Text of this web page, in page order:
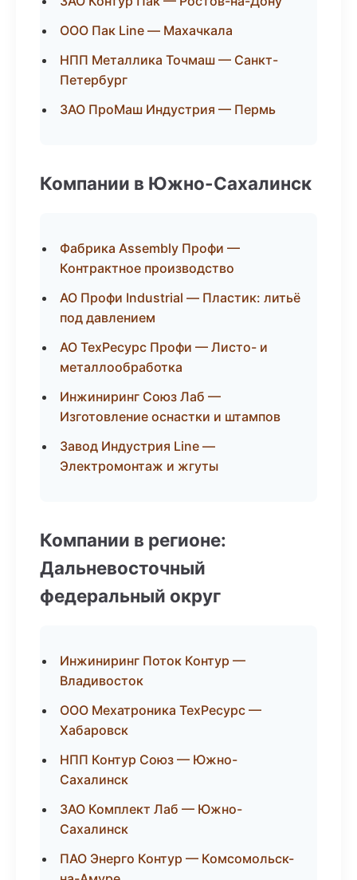
ООО Пак Line — Махачкала
НПП Металлика Точмаш — Санкт-
Петербург
ЗАО ПроМаш Индустрия — Пермь
Компании в Южно-Сахалинск
Фабрика Assembly Профи —
Контрактное производство
АО Профи Industrial — Пластик: литьё
под давлением
АО ТехРесурс Профи — Листо- и
металлообработка
Инжиниринг Союз Лаб —
Изготовление оснастки и штампов
Завод Индустрия Line —
Электромонтаж и жгуты
Компании в регионе:
Дальневосточный
федеральный округ
Инжиниринг Поток Контур —
Владивосток
ООО Мехатроника ТехРесурс —
Хабаровск
НПП Контур Союз — Южно-
Сахалинск
ЗАО Комплект Лаб — Южно-
Сахалинск
ПАО Энерго Контур — Комсомольск-